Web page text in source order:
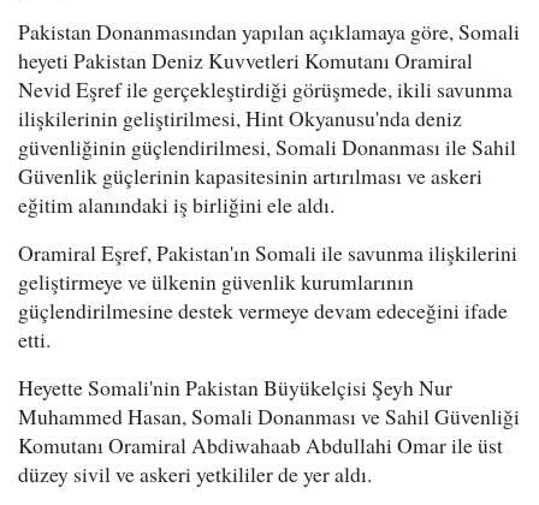
Pakistan Donanmasından yapılan açıklamaya göre, Somali
heyeti Pakistan Deniz Kuvvetleri Komutanı Oramiral
Nevid Eşref ile gerçekleştirdiği görüşmede, ikili savunma
ilişkilerinin geliştirilmesi, Hint Okyanusu'nda deniz
güvenliğinin güçlendirilmesi, Somali Donanması ile Sahil
Güvenlik güçlerinin kapasitesinin artırılması ve askeri
eğitim alanındaki iş birliğini ele aldı.
Oramiral Eşref, Pakistan'ın Somali ile savunma ilişkilerini
geliştirmeye ve ülkenin güvenlik kurumlarının
güçlendirilmesine destek vermeye devam edeceğini ifade
etti.
Heyette Somali'nin Pakistan Büyükelçisi Şeyh Nur
Muhammed Hasan, Somali Donanması ve Sahil Güvenliği
Komutanı Oramiral Abdiwahaab Abdullahi Omar ile üst
düzey sivil ve askeri yetkililer de yer aldı.